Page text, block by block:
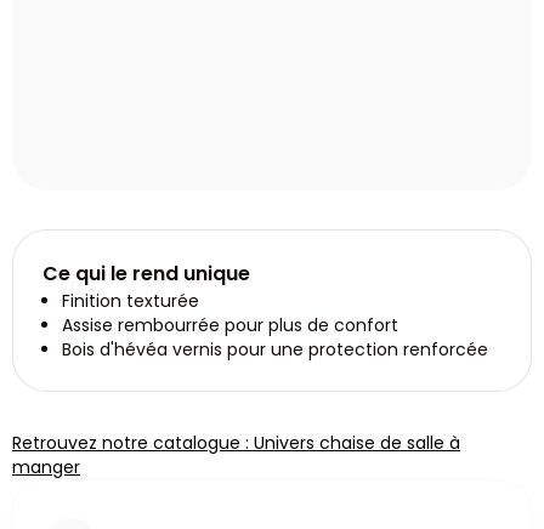
Ce qui le rend unique
Finition texturée
Assise rembourrée pour plus de confort
Bois d'hévéa vernis pour une protection renforcée
Retrouvez notre catalogue : Univers chaise de salle à
manger